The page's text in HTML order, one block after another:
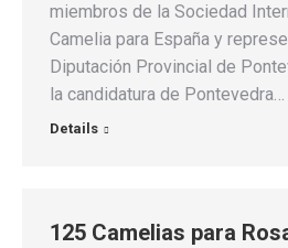
miembros de la Sociedad
Camelia para España y
Diputación Provincial de
la candidatura de Pontevedra…
Details
125 Camelias para